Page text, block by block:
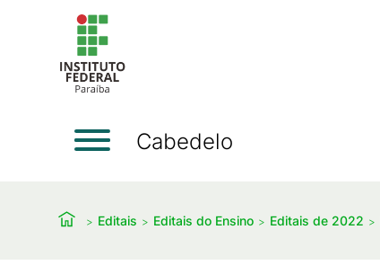
Cabedelo
Editais Editais do Ensino Editais de 2022